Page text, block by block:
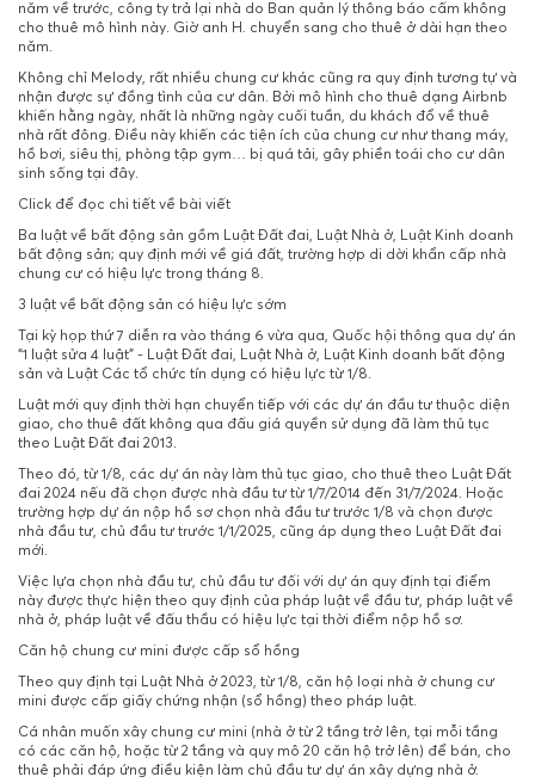
năm về trước, công ty trả lại nhà do Ban quản lý thông báo cấm không
cho thuê mô hình này. Giờ anh H. chuyển sang cho thuê ở dài hạn theo
năm.
Không chỉ Melody, rất nhiều chung cư khác cũng ra quy định tương tự và
nhận được sự đồng tình của cư dân. Bởi mô hình cho thuê dạng Airbnb
khiến hằng ngày, nhất là những ngày cuối tuần, du khách đổ về thuê
nhà rất đông. Điều này khiến các tiện ích của chung cư như thang máy,
hồ bơi, siêu thị, phòng tập gym… bị quá tải, gây phiền toái cho cư dân
sinh sống tại đây.
Click để đọc chi tiết về bài viết
Ba luật về bất động sản gồm Luật Đất đai, Luật Nhà ở, Luật Kinh doanh
bất động sản; quy định mới về giá đất, trường hợp di dời khẩn cấp nhà
chung cư có hiệu lực trong tháng 8.
3 luật về bất động sản có hiệu lực sớm
Tại kỳ họp thứ 7 diễn ra vào tháng 6 vừa qua, Quốc hội thông qua dự án
“1 luật sửa 4 luật” - Luật Đất đai, Luật Nhà ở, Luật Kinh doanh bất động
sản và Luật Các tổ chức tín dụng có hiệu lực từ 1/8.
Luật mới quy định thời hạn chuyển tiếp với các dự án đầu tư thuộc diện
giao, cho thuê đất không qua đấu giá quyền sử dụng đã làm thủ tục
theo Luật Đất đai 2013.
Theo đó, từ 1/8, các dự án này làm thủ tục giao, cho thuê theo Luật Đất
đai 2024 nếu đã chọn được nhà đầu tư từ 1/7/2014 đến 31/7/2024. Hoặc
trường hợp dự án nộp hồ sơ chọn nhà đầu tư trước 1/8 và chọn được
nhà đầu tư, chủ đầu tư trước 1/1/2025, cũng áp dụng theo Luật Đất đai
mới.
Việc lựa chọn nhà đầu tư, chủ đầu tư đối với dự án quy định tại điểm
này được thực hiện theo quy định của pháp luật về đầu tư, pháp luật về
nhà ở, pháp luật về đấu thầu có hiệu lực tại thời điểm nộp hồ sơ.
Căn hộ chung cư mini được cấp sổ hồng
Theo quy định tại Luật Nhà ở 2023, từ 1/8, căn hộ loại nhà ở chung cư
mini được cấp giấy chứng nhận (sổ hồng) theo pháp luật.
Cá nhân muốn xây chung cư mini (nhà ở từ 2 tầng trở lên, tại mỗi tầng
có các căn hộ, hoặc từ 2 tầng và quy mô 20 căn hộ trở lên) để bán, cho
thuê phải đáp ứng điều kiện làm chủ đầu tư dự án xây dựng nhà ở.